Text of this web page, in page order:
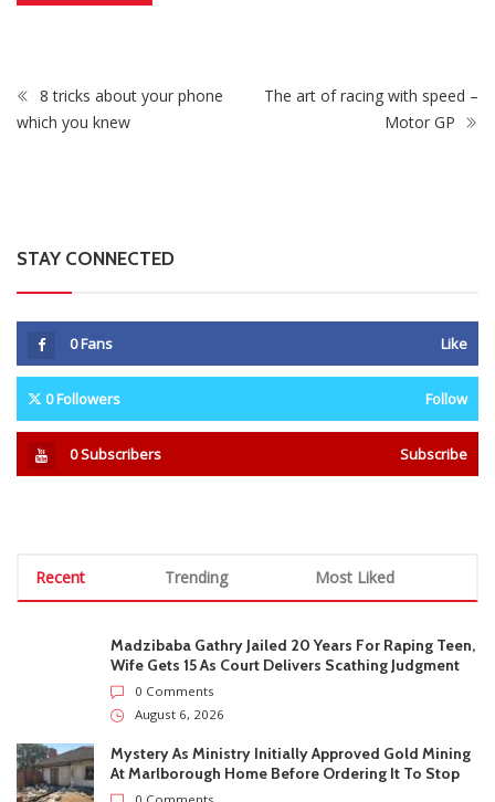
8 tricks about your phone
which you knew
The art of racing with speed –
Motor GP
STAY CONNECTED
0Fans Like
0Followers Follow
0Subscribers Subscribe
Recent Trending Most Liked
Madzibaba Gathry Jailed 20 Years For Raping Teen,
Wife Gets 15 As Court Delivers Scathing Judgment
0 Comments
August 6, 2026
Mystery As Ministry Initially Approved Gold Mining
At Marlborough Home Before Ordering It To Stop